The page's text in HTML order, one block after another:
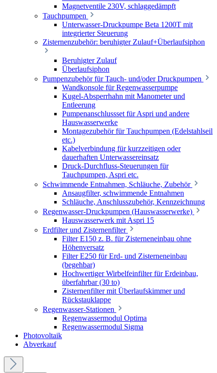
Magnetventile 230V, schlaggedämpft
Tauchpumpen
Unterwasser-Druckpumpe Beta 1200T mit
integrierter Steuerung
Zisternenzubehör: beruhigter Zulauf+Überlaufsiphon
Beruhigter Zulauf
Überlaufsiphon
Pumpenzubehör für Tauch- und/oder Druckpumpen
Wandkonsole für Regenwasserpumpe
Kugel-Absperrhahn mit Manometer und
Entleerung
Pumpenanschlussset für Aspri und andere
Hauswasserwerke
Montagezubehör für Tauchpumpen (Edelstahlseil
etc.)
Kabelverbindung für kurzzeitigen oder
dauerhaften Unterwassereinsatz
Druck-Durchfluss-Steuerungen für
Tauchpumpen, Aspri etc.
Schwimmende Entnahmen, Schläuche, Zubehör
Ansaugfilter, schwimmende Entnahmen
Schläuche, Anschlusszubehör, Kennzeichnung
Regenwasser-Druckpumpen (Hauswasserwerke)
Hauswasserwerk mit Aspri 15
Erdfilter und Zisternenfilter
Filter E150 z. B. für Zisterneneinbau ohne
Höhenversatz
Filter E250 für Erd- und Zisterneneinbau
(begehbar)
Hochwertiger Wirbelfeinfilter für Erdeinbau,
überfahrbar (30 to)
Zisternenfilter mit Überlaufskimmer und
Rückstauklappe
Regenwasser-Stationen
Regenwassermodul Optima
Regenwassermodul Sigma
Photovoltaik
Abverkauf